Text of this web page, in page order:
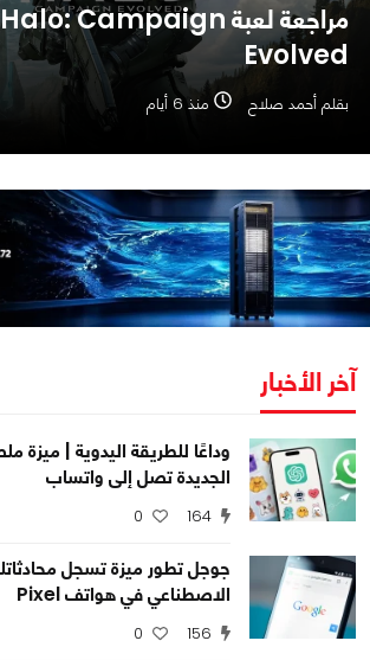
مراجعة لعبة Halo: Campaign
Evolved
بقلم أحمد صلاح منذ 6 أيام
آخر الأخبار
الجديدة تصل إلى واتساب
164
0
جوجل تطور ميزة تسجل
الاصطناعي في هواتف Pixel
156
0